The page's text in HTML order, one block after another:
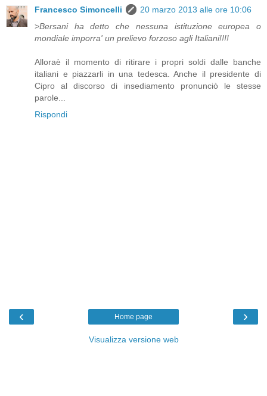
Francesco Simoncelli
20 marzo 2013 alle ore 10:06
>Bersani ha detto che nessuna istituzione europea o
mondiale imporra' un prelievo forzoso agli Italiani!!!!
Alloraè il momento di ritirare i propri soldi dalle banche
italiani e piazzarli in una tedesca. Anche il presidente di
Cipro al discorso di insediamento pronunciò le stesse
parole...
Rispondi
‹ ›
Home page
Visualizza versione web